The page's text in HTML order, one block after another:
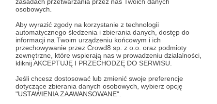
osobowych.
Aby wyrazić zgody na korzystanie z technologii
automatycznego śledzenia i zbierania danych, dostęp do
informacji na Twoim urządzeniu końcowym i ich
przechowywanie przez Crowd8 sp. z o.o. oraz podmioty
zewnętrzne, które wspierają nas w prowadzeniu działalności,
kliknij AKCEPTUJĘ I PRZECHODZĘ DO SERWISU.
Jeśli chcesz dostosować lub zmienić swoje preferencje
dotyczące zbierania danych osobowych, wybierz opcję
"USTAWIENIA ZAAWANSOWANE".
Rejestracja przy pomocylinkuw
LetyShops
oraz zrobienie zakupów w
ciągu 30 dni z LetyShops cashback za
min. 70 zł da Ci10 złotychna konto
LetyShops do późniejszej wypłaty.
Rejestracja konta
Perplexity
linkuda Ci10 dolarów rabatuna kolejny
okrez rozliczeniowy za wersję Pro.